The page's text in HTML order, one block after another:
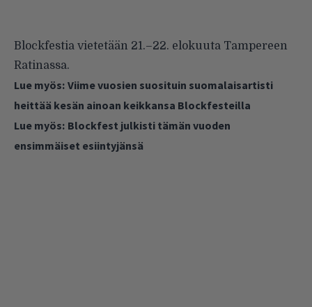
Blockfestia vietetään 21.–22. elokuuta Tampereen
Ratinassa.
Lue myös: Viime vuosien suosituin suomalaisartisti
heittää kesän ainoan keikkansa Blockfesteilla
Lue myös: Blockfest julkisti tämän vuoden
ensimmäiset esiintyjänsä